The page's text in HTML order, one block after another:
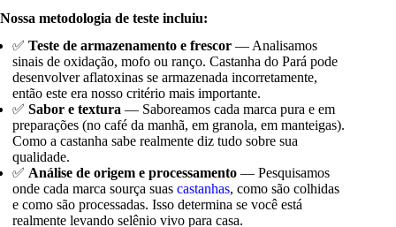
Nossa metodologia de teste incluiu:
✅Teste de armazenamento e frescor — Analisamos
sinais de oxidação, mofo ou ranço. Castanha do Pará pode
desenvolver aflatoxinas se armazenada incorretamente,
então este era nosso critério mais importante.
✅Sabor e textura — Saboreamos cada marca pura e em
preparações (no café da manhã, em granola, em manteigas).
Como a castanha sabe realmente diz tudo sobre sua
qualidade.
✅ Análise de origem e processamento — Pesquisamos
onde cada marca sourça suascastanhas, como são colhidas
e como são processadas. Isso determina se você está
realmente levando selênio vivo para casa.